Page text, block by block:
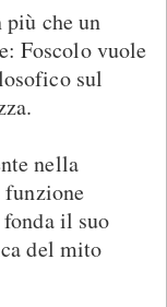
più che un
Foscolo vuole
sul
nella
funzione
il suo
del mito